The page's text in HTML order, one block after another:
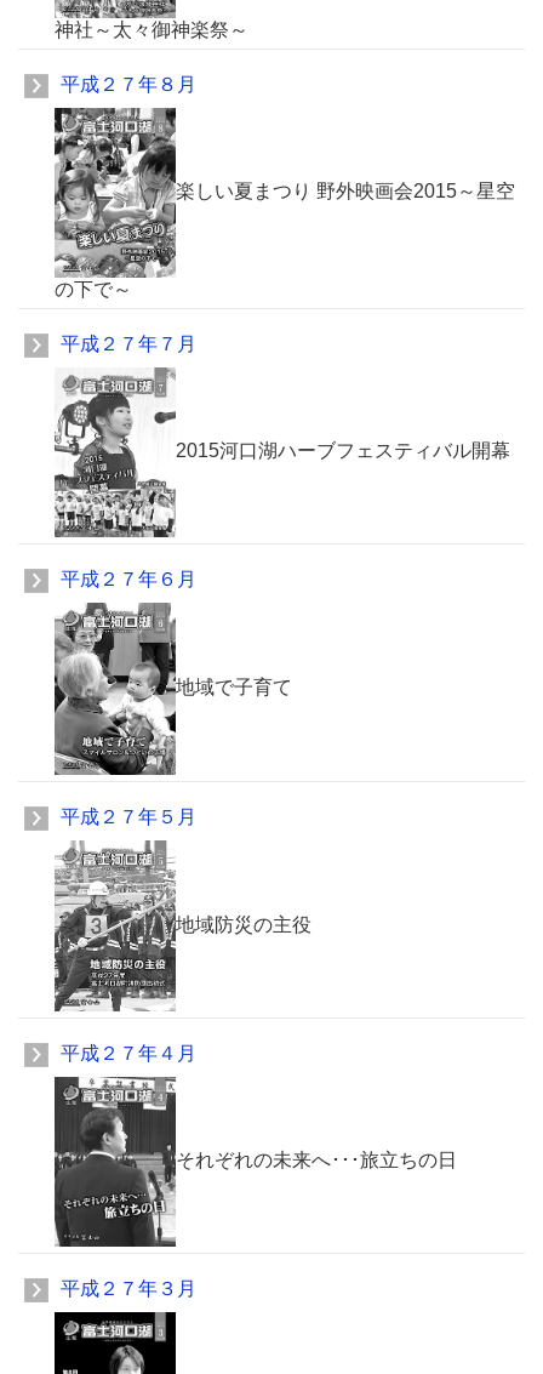
神社～太々御神楽祭～
平成２７年８月
楽しい夏まつり 野外映画会2015～星空
の下で～
平成２７年７月
2015河口湖ハーブフェスティバル開幕
平成２７年６月
地域で子育て
平成２７年５月
地域防災の主役
平成２７年４月
それぞれの未来へ･･･旅立ちの日
平成２７年３月